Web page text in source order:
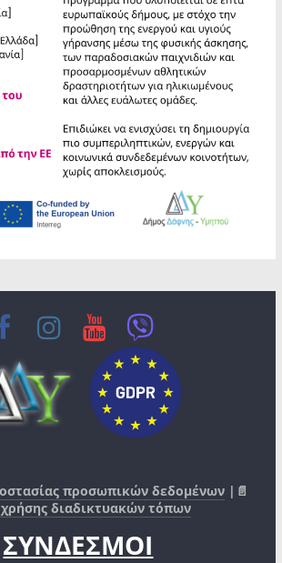
προσωπικών δεδομένων |📄
διαδικτυακών τόπων
ΣΥΝΔΕΣΜΟΙ